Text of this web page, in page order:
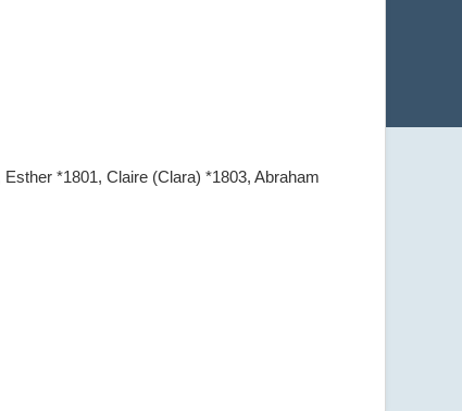
*1801, Claire (Clara) *1803, Abraham